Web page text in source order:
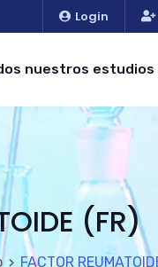
Login
nuestros estudios
(FR)
FACTOR